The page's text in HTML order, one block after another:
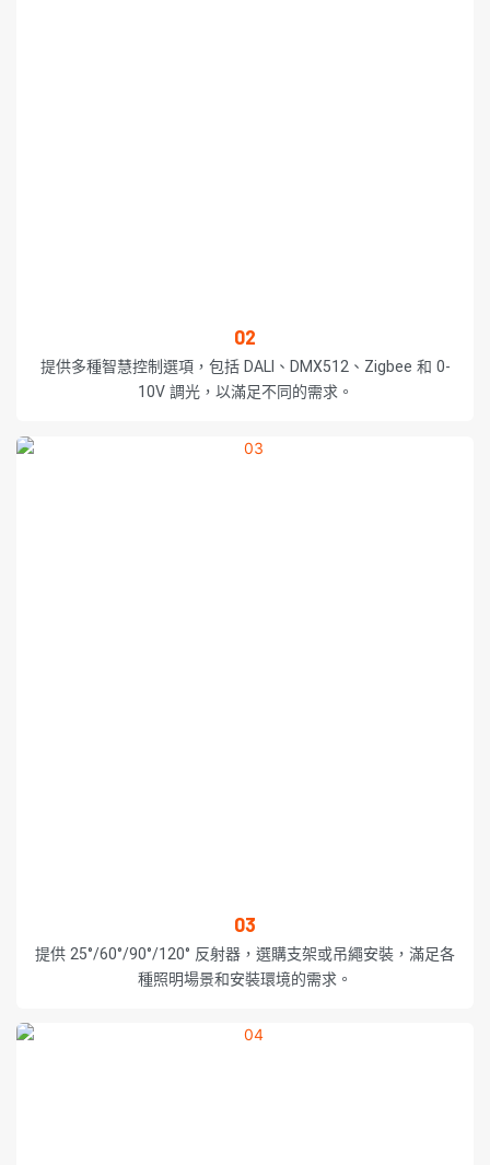
02
提供多種智慧控制選項，包括 DALI、DMX512、Zigbee 和 0-
10V 調光，以滿足不同的需求。
03
提供 25°/60°/90°/120° 反射器，選購支架或吊繩安裝，滿足各
種照明場景和安裝環境的需求。